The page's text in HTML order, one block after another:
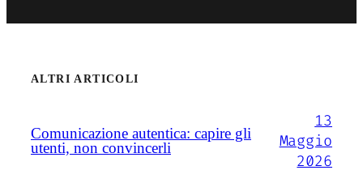
ALTRI ARTICOLI
Comunicazione autentica: capire gli
utenti, non convincerli
13
Maggio
2026